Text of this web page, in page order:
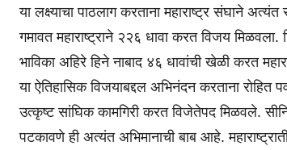
या लक्ष्याचा पाठलाग करताना महाराष्ट्र संघाने
गमावत महाराष्ट्राने २२६ धावा करत विजय
भाविका अहिरे हिने नाबाद ४६ धावांची खेळी करत
या ऐतिहासिक विजयाबद्दल अभिनंदन करताना रोहित
उत्कृष्ट सांघिक कामगिरी करत विजेतेपद मिळवले.
पटकावणे ही अत्यंत अभिमानाची बाब आहे.